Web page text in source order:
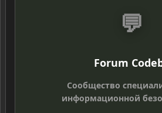
💬
Forum
Сообщество
информационной